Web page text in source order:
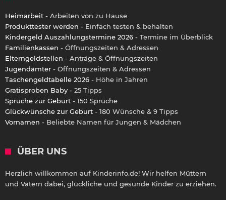
Heimarbeit - Arbeiten von zu Hause
Produkttester werden - Einfach testen & behalten
Kindergeld Auszahlungstermine 2026 - Termine im Überblick
Familienkassen - Öffnungszeiten & Adressen
Elterngeldstellen - Anträge & Öffnungszeiten
Jugendämter - Öffnungszeiten & Adressen
Taschengeldtabelle 2026 - Höhe in Jahren
Gratisproben Baby - 25 Tipps
Sprüche zur Geburt - 150 Sprüche
Glückwünsche zur Geburt - 180 Wünsche & 9 Tipps
Vornamen - Beliebte Namen für Jungen & Mädchen
ÜBER UNS
Herzlich willkommen auf Kinderinfo.de! Wir helfen Müttern
und Vätern dabei, glückliche und gesunde Kinder zu erziehen.